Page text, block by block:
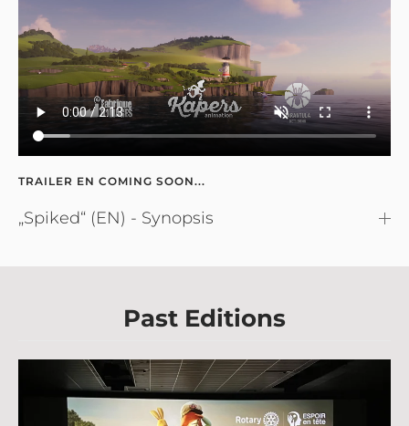
TRAILER EN COMING SOON...
„Spiked“ (EN) - Synopsis
Past Editions